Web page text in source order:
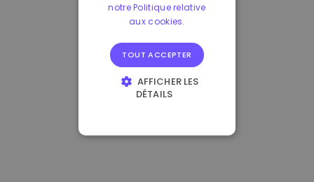
notre Politique relative
aux cookies.
TOUT ACCEPTER
AFFICHER LES
DÉTAILS